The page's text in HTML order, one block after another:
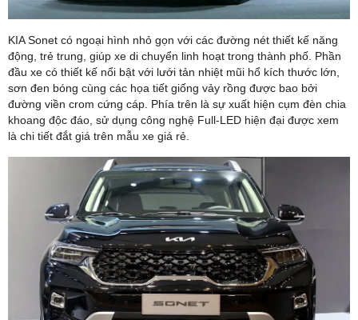
KIA Sonet có ngoại hình nhỏ gọn với các đường nét thiết kế năng
động, trẻ trung, giúp xe di chuyển linh hoạt trong thành phố. Phần
đầu xe có thiết kế nổi bật với lưới tản nhiệt mũi hổ kích thước lớn,
sơn đen bóng cùng các họa tiết giống vảy rồng được bao bởi
đường viền crom cứng cáp. Phía trên là sự xuất hiện cụm đèn chia
khoang độc đáo, sử dụng công nghệ Full-LED hiện đại được xem
là chi tiết đắt giá trên mẫu xe giá rẻ.